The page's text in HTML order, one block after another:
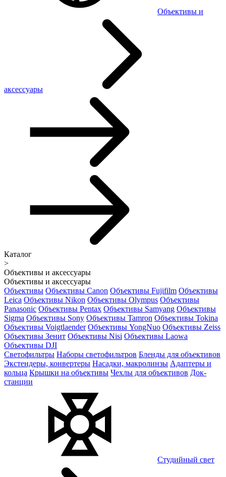
Объективы и
аксессуары
Каталог
>
Объективы и аксессуары
Объективы и аксессуары
Объективы Объективы Canon Объективы Fujifilm Объективы
Leica Объективы Nikon Объективы Olympus Объективы
Panasonic Объективы Pentax Объективы Samyang Объективы
Sigma Объективы Sony Объективы Tamron Объективы Tokina
Объективы Voigtlaender Объективы YongNuo Объективы Zeiss
Объективы Зенит Объективы Nisi Объективы Laowa
Объективы DJI
Светофильтры Наборы светофильтров Бленды для объективов
Экстендеры, конвертеры Насадки, макролинзы Адаптеры и
кольца Крышки на объективы Чехлы для объективов Док-
станции
Студийный свет